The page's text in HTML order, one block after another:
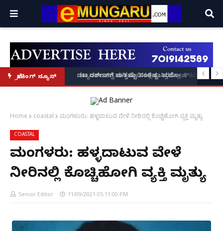
ಬ್ರೇಕಿಂಗ್ ನ್ಯೂಸ್ಅಧ್ಯಕ್ಷ ಅಲೋಕ್ ಕುಮಾರ್ ಘೋಷಣೆ!
ಪ್ರದೋಷ್ ಬೆನ್ನಲ್ಲೇ ಮಾಫಿ ಸಾಕ್ಷಿಯಾಗಲು 'ಎ8 ರವಿಶಂಕರ್, ಎ10 ವಿನಯ್' ಅರ್ಜಿ!
ಬ್ಯಾಂಕ್‌ರಾಪ್ಟ್‌ ಆಗಿ ಜೇಬಿನಲ್ಲಿ ಕಾಸಿರಲಿಲ್ಲ, ₹1 ಕೋಟಿ ಸಾಲ
Home coastal ಮಂಗಳೂರು: ಹಳ್ಳದಾಟುವ ವೇಳೆ ನೀರಿನಲ್ಲಿ ಕೊಚ್ಚಿಹೋಗಿ ವ್ಯಕ್ತಿ ಮೃತ್ಯು
COASTAL
ಮಂಗಳೂರು: ಹಳ್ಳದಾಟುವ ವೇಳೆ
ನೀರಿನಲ್ಲಿ ಕೊಚ್ಚಿಹೋಗಿ ವ್ಯಕ್ತಿ ಮೃತ್ಯು
Senior Editor 11/09/2021 05:11:00 PM